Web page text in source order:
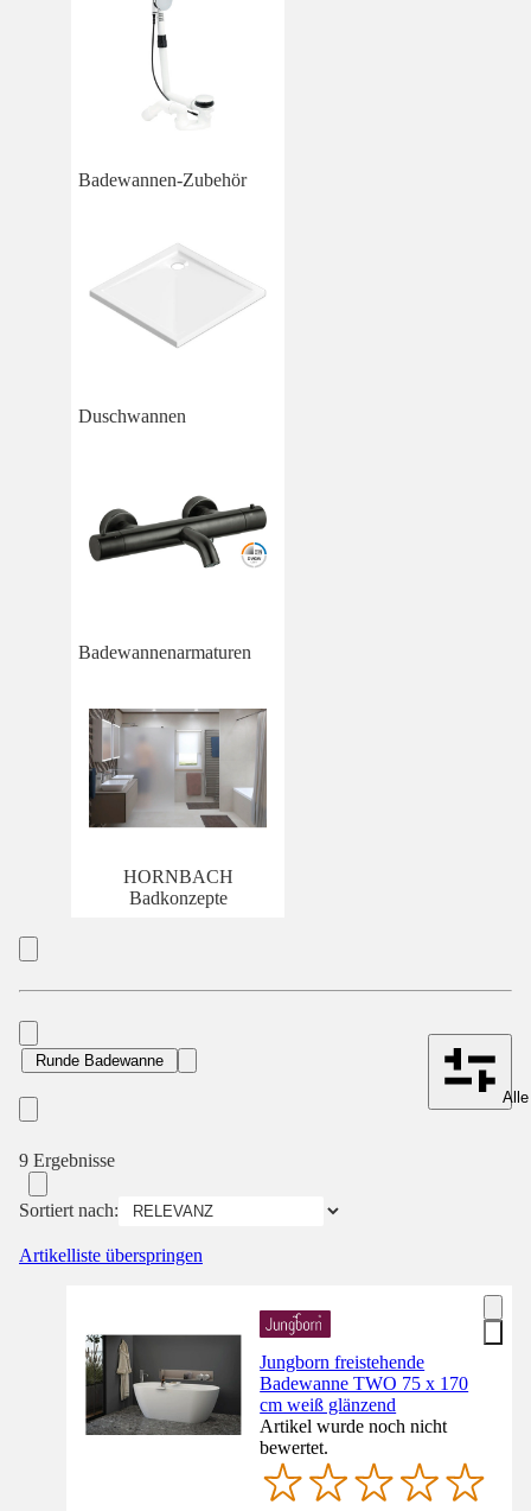
Badewannen-Zubehör
Duschwannen
Badewannenarmaturen
HORNBACH
Badkonzepte
Runde Badewanne
9 Ergebnisse
Sortiert nach:
Artikelliste überspringen
Jungborn freistehende
Badewanne TWO 75 x 170
cm weiß glänzend
Artikel wurde noch nicht
bewertet.